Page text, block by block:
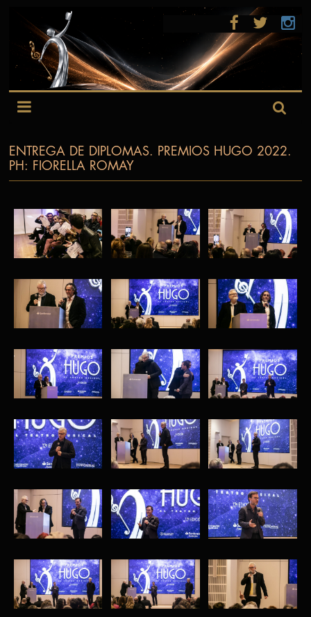
ENTREGA DE DIPLOMAS. PREMIOS HUGO 2022.
PH: FIORELLA ROMAY